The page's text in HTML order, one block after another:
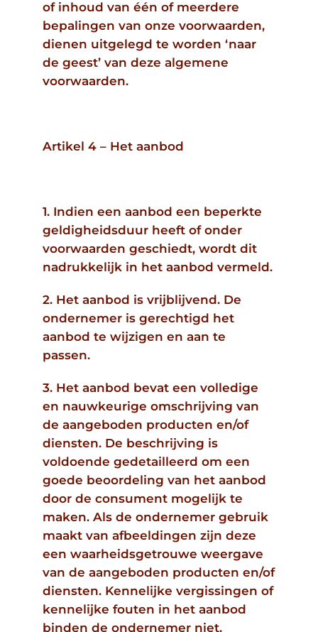
of inhoud van één of meerdere
bepalingen van onze voorwaarden,
dienen uitgelegd te worden ‘naar
de geest’ van deze algemene
voorwaarden.
Artikel 4 – Het aanbod
1. Indien een aanbod een beperkte
geldigheidsduur heeft of onder
voorwaarden geschiedt, wordt dit
nadrukkelijk in het aanbod vermeld.
2. Het aanbod is vrijblijvend. De
ondernemer is gerechtigd het
aanbod te wijzigen en aan te
passen.
3. Het aanbod bevat een volledige
en nauwkeurige omschrijving van
de aangeboden producten en/of
diensten. De beschrijving is
voldoende gedetailleerd om een
goede beoordeling van het aanbod
door de consument mogelijk te
maken. Als de ondernemer gebruik
maakt van afbeeldingen zijn deze
een waarheidsgetrouwe weergave
van de aangeboden producten en/of
diensten. Kennelijke vergissingen of
kennelijke fouten in het aanbod
binden de ondernemer niet.